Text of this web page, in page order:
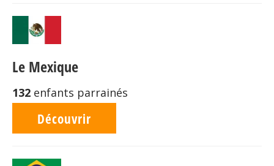
Le Mexique
132 enfants parrainés
Découvrir